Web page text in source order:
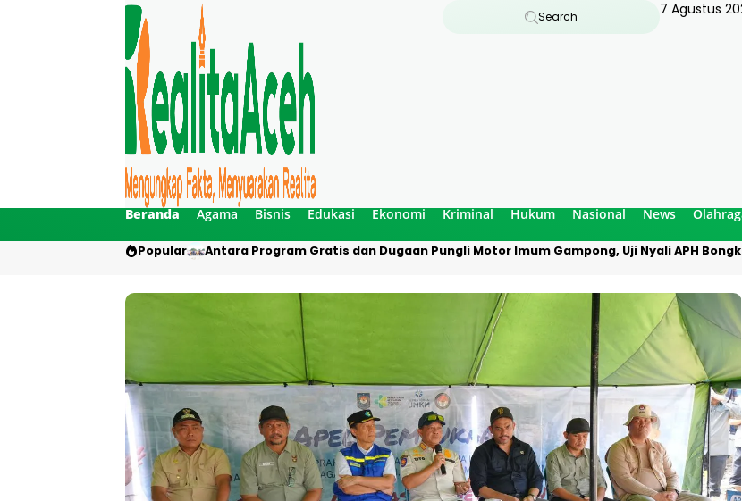
Search 7 Agustus
Beranda Agama Bisnis Edukasi Ekonomi Kriminal Hukum Nasional News
Popular Antara Program Gratis dan Dugaan Pungli Motor Imum Gampong, Uji Nyali APH